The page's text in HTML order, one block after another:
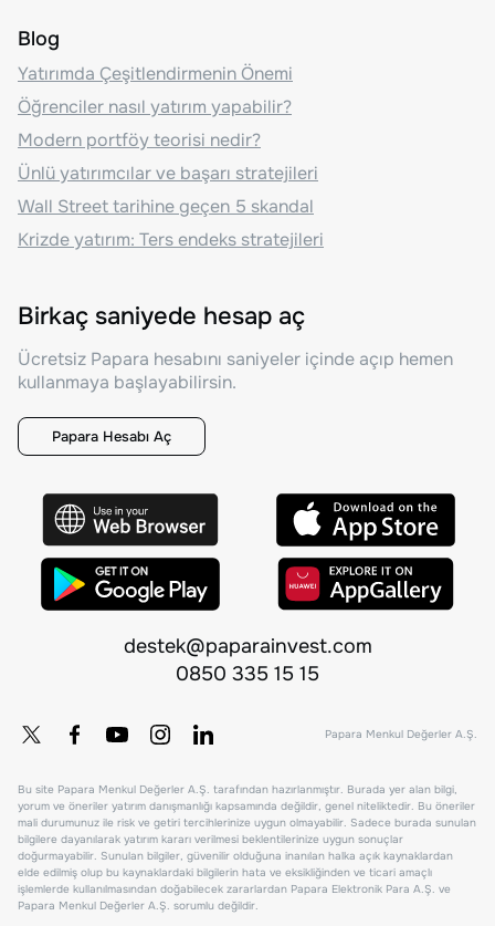
Blog
Yatırımda Çeşitlendirmenin Önemi
Öğrenciler nasıl yatırım yapabilir?
Modern portföy teorisi nedir?
Ünlü yatırımcılar ve başarı stratejileri
Wall Street tarihine geçen 5 skandal
Krizde yatırım: Ters endeks stratejileri
Birkaç saniyede hesap aç
Ücretsiz Papara hesabını saniyeler içinde açıp hemen
kullanmaya başlayabilirsin.
Papara Hesabı Aç
destek@paparainvest.com
0850 335 15 15
Papara Menkul Değerler A.Ş.
Bu site Papara Menkul Değerler A.Ş. tarafından hazırlanmıştır. Burada yer alan bilgi,
yorum ve öneriler yatırım danışmanlığı kapsamında değildir, genel niteliktedir. Bu öneriler
mali durumunuz ile risk ve getiri tercihlerinize uygun olmayabilir. Sadece burada sunulan
bilgilere dayanılarak yatırım kararı verilmesi beklentilerinize uygun sonuçlar
doğurmayabilir. Sunulan bilgiler, güvenilir olduğuna inanılan halka açık kaynaklardan
elde edilmiş olup bu kaynaklardaki bilgilerin hata ve eksikliğinden ve ticari amaçlı
işlemlerde kullanılmasından doğabilecek zararlardan Papara Elektronik Para A.Ş. ve
Papara Menkul Değerler A.Ş. sorumlu değildir.